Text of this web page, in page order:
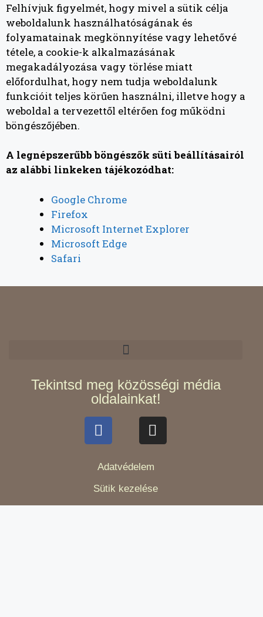
Felhívjuk figyelmét, hogy mivel a sütik célja
weboldalunk használhatóságának és
folyamatainak megkönnyítése vagy lehetővé
tétele, a cookie-k alkalmazásának
megakadályozása vagy törlése miatt
előfordulhat, hogy nem tudja weboldalunk
funkcióit teljes körűen használni, illetve hogy a
weboldal a tervezettől eltérően fog működni
böngészőjében.
A legnépszerűbb böngészők süti beállításairól
az alábbi linkeken tájékozódhat:
Google Chrome
Firefox
Microsoft Internet Explorer
Microsoft Edge
Safari
Tekintsd meg közösségi média
oldalainkat!
Adatvédelem
Sütik kezelése